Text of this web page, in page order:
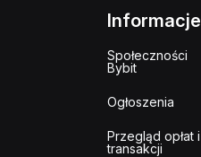
Informacje
Społeczności
Bybit
Ogłoszenia
Przegląd opłat i
transakcji